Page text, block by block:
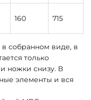
160 715
в собранном виде, в
только
ножки снизу. В
элементы и вся